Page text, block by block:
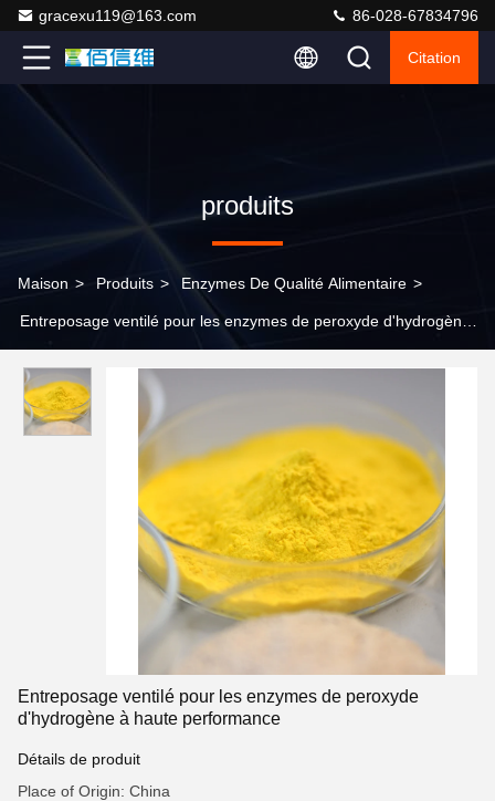
gracexu119@163.com 86-028-67834796
Citation
produits
Maison > Produits > Enzymes De Qualité Alimentaire >
Entreposage ventilé pour les enzymes de peroxyde d'hydrogène
Entreposage ventilé pour les enzymes de peroxyde
d'hydrogène à haute performance
Détails de produit
Place of Origin: China